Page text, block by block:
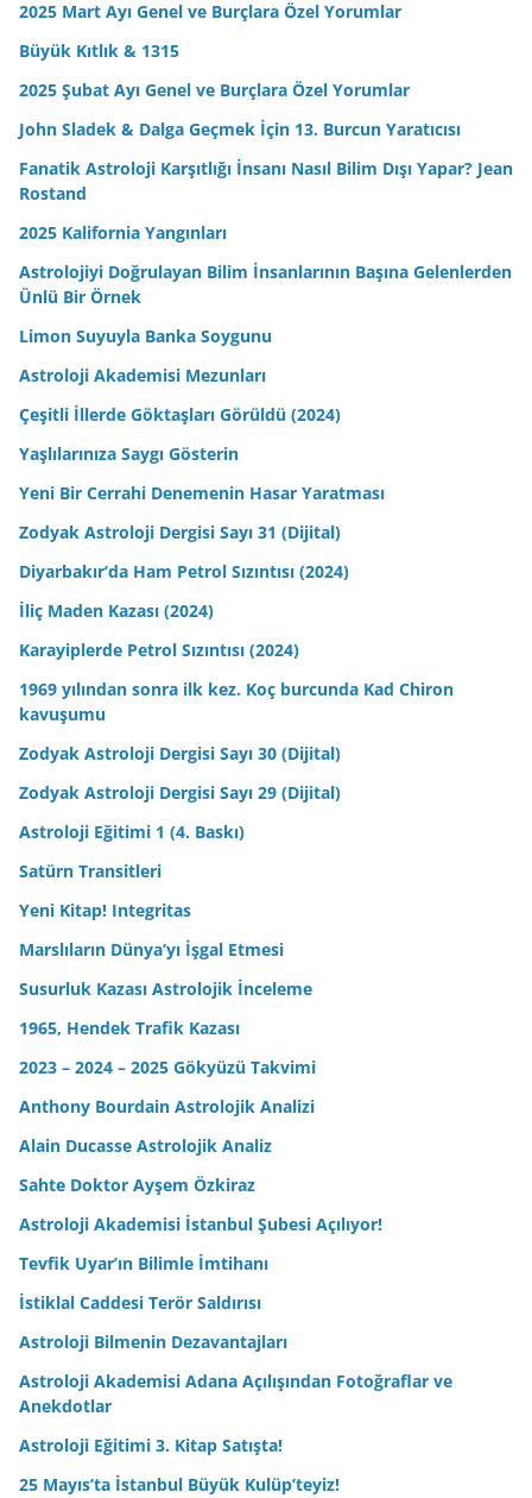
2025 Mart Ayı Genel ve Burçlara Özel Yorumlar
Büyük Kıtlık & 1315
2025 Şubat Ayı Genel ve Burçlara Özel Yorumlar
John Sladek & Dalga Geçmek İçin 13. Burcun Yaratıcısı
Fanatik Astroloji Karşıtlığı İnsanı Nasıl Bilim Dışı Yapar? Jean
Rostand
2025 Kalifornia Yangınları
Astrolojiyi Doğrulayan Bilim İnsanlarının Başına Gelenlerden
Ünlü Bir Örnek
Limon Suyuyla Banka Soygunu
Astroloji Akademisi Mezunları
Çeşitli İllerde Göktaşları Görüldü (2024)
Yaşlılarınıza Saygı Gösterin
Yeni Bir Cerrahi Denemenin Hasar Yaratması
Zodyak Astroloji Dergisi Sayı 31 (Dijital)
Diyarbakır’da Ham Petrol Sızıntısı (2024)
İliç Maden Kazası (2024)
Karayiplerde Petrol Sızıntısı (2024)
1969 yılından sonra ilk kez. Koç burcunda Kad Chiron
kavuşumu
Zodyak Astroloji Dergisi Sayı 30 (Dijital)
Zodyak Astroloji Dergisi Sayı 29 (Dijital)
Astroloji Eğitimi 1 (4. Baskı)
Satürn Transitleri
Yeni Kitap! Integritas
Marslıların Dünya’yı İşgal Etmesi
Susurluk Kazası Astrolojik İnceleme
1965, Hendek Trafik Kazası
2023 – 2024 – 2025 Gökyüzü Takvimi
Anthony Bourdain Astrolojik Analizi
Alain Ducasse Astrolojik Analiz
Sahte Doktor Ayşem Özkiraz
Astroloji Akademisi İstanbul Şubesi Açılıyor!
Tevfik Uyar’ın Bilimle İmtihanı
İstiklal Caddesi Terör Saldırısı
Astroloji Bilmenin Dezavantajları
Astroloji Akademisi Adana Açılışından Fotoğraflar ve
Anekdotlar
Astroloji Eğitimi 3. Kitap Satışta!
25 Mayıs’ta İstanbul Büyük Kulüp’teyiz!